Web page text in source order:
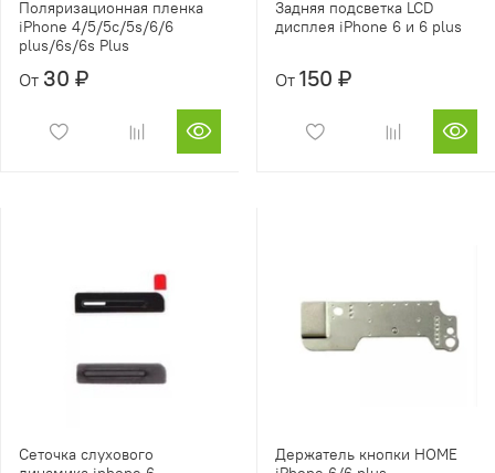
Поляризационная пленка
iPhone 4/5/5c/5s/6/6
plus/6s/6s Plus
От 30 ₽
Задняя подсветка LCD
дисплея iPhone 6 и 6 plus
От 150 ₽
Сеточка слухового
Держатель кнопки HOME